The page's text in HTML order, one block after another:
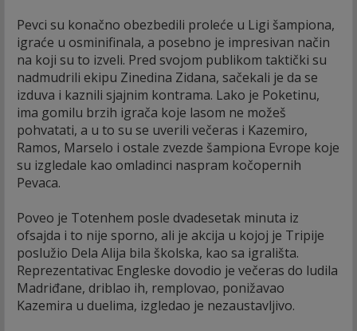
Pevci su konačno obezbedili proleće u Ligi šampiona,
igraće u osminifinala, a posebno je impresivan način
na koji su to izveli. Pred svojom publikom taktički su
nadmudrili ekipu Zinedina Zidana, sačekali je da se
izduva i kaznili sjajnim kontrama. Lako je Poketinu,
ima gomilu brzih igrača koje lasom ne možeš
pohvatati, a u to su se uverili večeras i Kazemiro,
Ramos, Marselo i ostale zvezde šampiona Evrope koje
su izgledale kao omladinci naspram kočopernih
Pevaca.
Poveo je Totenhem posle dvadesetak minuta iz
ofsajda i to nije sporno, ali je akcija u kojoj je Tripije
poslužio Dela Alija bila školska, kao sa igrališta.
Reprezentativac Engleske dovodio je večeras do ludila
Madriđane, driblao ih, remplovao, ponižavao
Kazemira u duelima, izgledao je nezaustavljivo.